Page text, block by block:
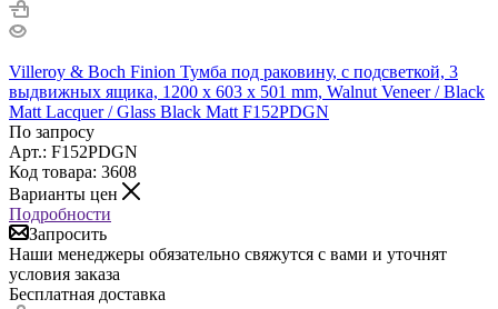
Villeroy & Boch Finion Тумба под раковину, с подсветкой, 3
выдвижных ящика, 1200 x 603 x 501 mm, Walnut Veneer / Black
Matt Lacquer / Glass Black Matt F152PDGN
По запросу
Арт.: F152PDGN
Код товара: 3608
Варианты цен
Подробности
Запросить
Наши менеджеры обязательно свяжутся с вами и уточнят
условия заказа
Бесплатная доставка